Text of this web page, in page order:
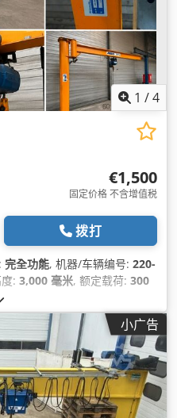
1 /4
€1,500
固定价格 不含增值税
拨打
完全功能, 机器/车辆编号: 220-
: 3,000 毫米, 额定载荷: 300
电压:
小广告